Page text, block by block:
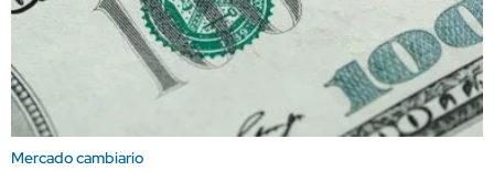
Mercado cambiario